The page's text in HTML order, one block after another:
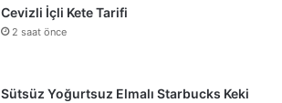
Cevizli İçli Kete Tarifi
2 saat önce
Sütsüz Yoğurtsuz Elmalı Starbucks Keki